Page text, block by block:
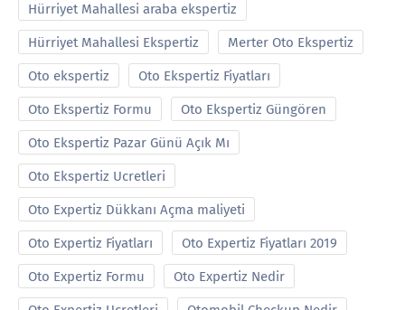
Hürriyet Mahallesi araba ekspertiz
Hürriyet Mahallesi Ekspertiz Merter Oto Ekspertiz
Oto ekspertiz Oto Ekspertiz Fiyatları
Oto Ekspertiz Formu Oto Ekspertiz Güngören
Oto Ekspertiz Pazar Günü Açık Mı
Oto Ekspertiz Ucretleri
Oto Expertiz Dükkanı Açma maliyeti
Oto Expertiz Fiyatları Oto Expertiz Fiyatları 2019
Oto Expertiz Formu Oto Expertiz Nedir